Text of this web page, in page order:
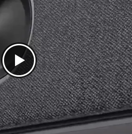
Comunicaciones Unificadas “UC”